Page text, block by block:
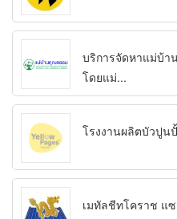
บริการจัดหาแม่บ้า
โดยแม่...
โรงงานผลิตบัวปูน
เมทัลชีทโคราช แ